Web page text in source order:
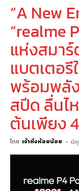
“A New
“realme
แห่งสมา
แบตเตอ
พร้อมพลั
สปีด ลื่นไ
ต้นเพียง
โดย เจ้าหิ่งห้อยน้อย - มิถุ